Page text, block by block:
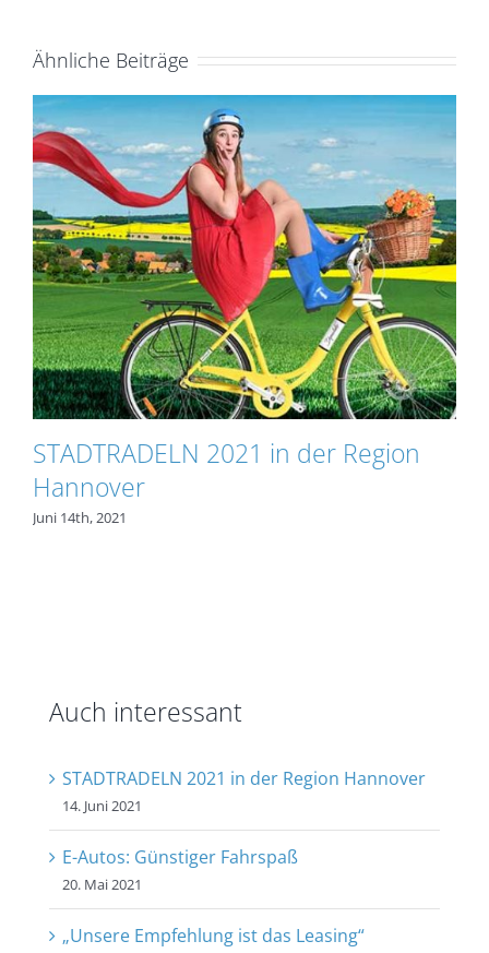
Ähnliche Beiträge
STADTRADELN 2021 in der Region
Hannover
Juni 14th, 2021
Auch interessant
STADTRADELN 2021 in der Region Hannover
14. Juni 2021
E-Autos: Günstiger Fahrspaß
20. Mai 2021
„Unsere Empfehlung ist das Leasing“